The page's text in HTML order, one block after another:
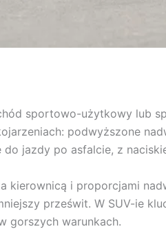
sportowo-użytkowy lub
podwyższone
jazdy po asfalcie, z
kierownicą i proporcjami
prześwit. W SUV-ie
gorszych warunkach.